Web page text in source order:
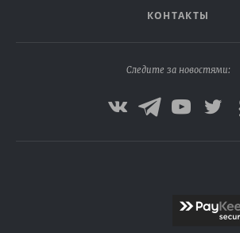
КОНТАКТЫ
Следите за новостями: